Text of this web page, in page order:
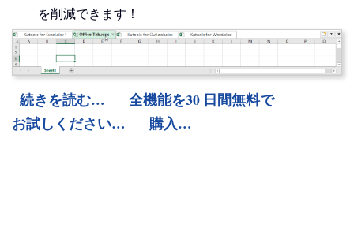
を削減できます！
続きを読む…
全機能を30 日間無料で
お試しください…
購入…